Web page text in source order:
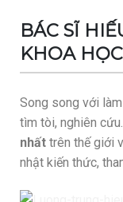
BÁC SĨ
KHOA
Song song với
tìm tòi, nghiên
nhất trên thế giới
nhật kiến thức,